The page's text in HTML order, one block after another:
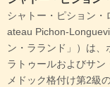
シャトー・ピション
ateau Pichon-
ン・ラランド」）は、
ラトゥールおよびサ
メドック格付け第2級